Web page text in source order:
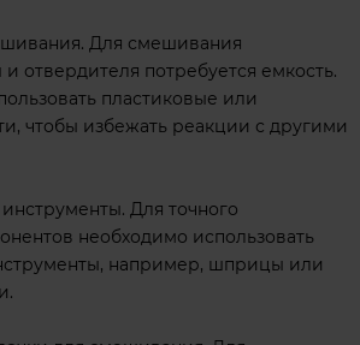
Для смешивания
отвердителя потребуется емкость.
пластиковые или
чтобы избежать реакции с другими
Для точного
необходимо использовать
например, шприцы или